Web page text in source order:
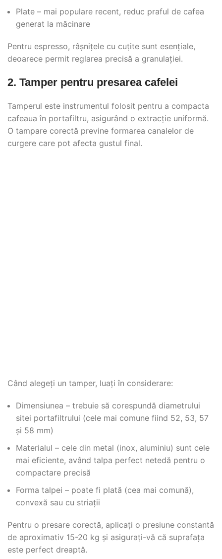
Plate – mai populare recent, reduc praful de cafea
generat la măcinare
Pentru espresso, râșnițele cu cuțite sunt esențiale,
deoarece permit reglarea precisă a granulației.
2. Tamper pentru presarea cafelei
Tamperul este instrumentul folosit pentru a compacta
cafeaua în portafiltru, asigurând o extracție uniformă.
O tampare corectă previne formarea canalelor de
curgere care pot afecta gustul final.
Când alegeți un tamper, luați în considerare:
Dimensiunea – trebuie să corespundă diametrului
sitei portafiltrului (cele mai comune fiind 52, 53, 57
și 58 mm)
Materialul – cele din metal (inox, aluminiu) sunt cele
mai eficiente, având talpa perfect netedă pentru o
compactare precisă
Forma talpei – poate fi plată (cea mai comună),
convexă sau cu striații
Pentru o presare corectă, aplicați o presiune constantă
de aproximativ 15-20 kg și asigurați-vă că suprafața
este perfect dreaptă.